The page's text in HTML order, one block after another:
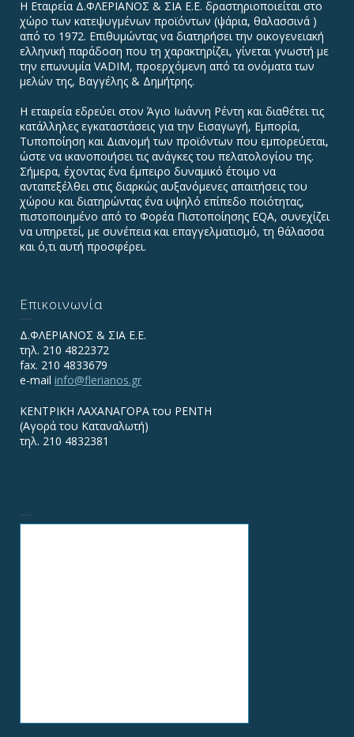
Η Εταιρεία Δ.ΦΛΕΡΙΑΝΟΣ & ΣΙΑ Ε.Ε. δραστηριοποιείται στο
χώρο των κατεψυγμένων προϊόντων (ψάρια, θαλασσινά )
από το 1972. Επιθυμώντας να διατηρήσει την οικογενειακή
ελληνική παράδοση που τη χαρακτηρίζει, γίνεται γνωστή με
την επωνυμία VADIΜ, προερχόμενη από τα ονόματα των
μελών της, Βαγγέλης & Δημήτρης.
Η εταιρεία εδρεύει στον Άγιο Ιωάννη Ρέντη και διαθέτει τις
κατάλληλες εγκαταστάσεις για την Εισαγωγή, Εμπορία,
Τυποποίηση και Διανομή των προϊόντων που εμπορεύεται,
ώστε να ικανοποιήσει τις ανάγκες του πελατολογίου της.
Σήμερα, έχοντας ένα έμπειρο δυναμικό έτοιμο να
ανταπεξέλθει στις διαρκώς αυξανόμενες απαιτήσεις του
χώρου και διατηρώντας ένα υψηλό επίπεδο ποιότητας,
πιστοποιημένο από το Φορέα Πιστοποίησης EQA, συνεχίζει
να υπηρετεί, με συνέπεια και επαγγελματισμό, τη θάλασσα
και ό,τι αυτή προσφέρει.
Επικοινωνία
Δ.ΦΛΕΡΙΑΝΟΣ & ΣΙΑ Ε.Ε.
τηλ. 210 4822372
fax. 210 4833679
e-mail info@flerianos.gr
ΚΕΝΤΡΙΚΗ ΛΑΧΑΝΑΓΟΡΑ του ΡΕΝΤΗ
(Αγορά του Καταναλωτή)
τηλ. 210 4832381